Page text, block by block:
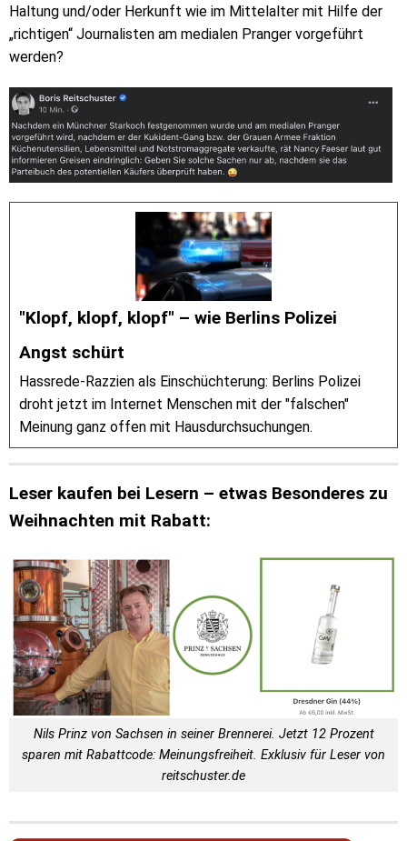
Haltung und/oder Herkunft wie im Mittelalter mit Hilfe der
„richtigen“ Journalisten am medialen Pranger vorgeführt
werden?
"Klopf, klopf, klopf" – wie Berlins Polizei
Angst schürt
Hassrede-Razzien als Einschüchterung: Berlins Polizei
droht jetzt im Internet Menschen mit der "falschen"
Meinung ganz offen mit Hausdurchsuchungen.
Leser kaufen bei Lesern – etwas Besonderes zu
Weihnachten mit Rabatt:
Nils Prinz von Sachsen in seiner Brennerei. Jetzt 12 Prozent
sparen mit Rabattcode: Meinungsfreiheit. Exklusiv für Leser von
reitschuster.de